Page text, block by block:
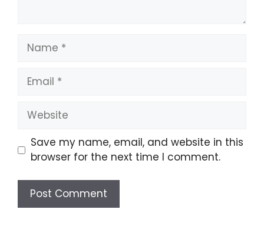
Name
Email
Website
Save my name, email, and website in this
browser for the next time I comment.